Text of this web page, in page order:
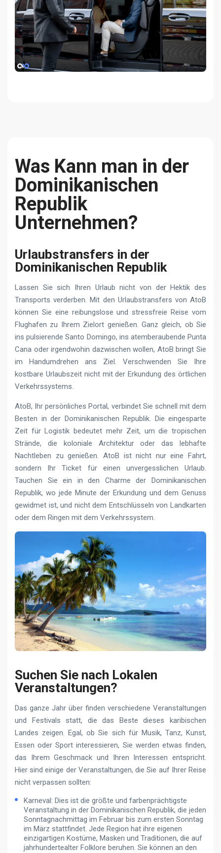
Was Kann man in der
Dominikanischen
Republik
Unternehmen?
Urlaubstransfers in der
Dominikanischen Republik
Lassen Sie sich Ihren Urlaub nicht von der Hektik des
Transports verderben. Mit den Urlaubstransfers von AtoB
können Sie eine reibungslose und stressfreie Reise vom
Flughafen zu Ihrem Zielort genießen. Ganz gleich, ob Sie
ins pulsierende Santo Domingo, ins atemberaubende Punta
Cana oder irgendwohin dazwischen wollen, AtoB bringt Sie
im Handumdrehen ans Ziel. Verschwenden Sie Ihre
kostbare Urlaubszeit nicht mit der Erkundung des örtlichen
Verkehrssystems.
AtoB, Ihr persönliches Portal, verbindet Sie schnell mit dem
Besten in der Dominikanischen Republik. Die eingesparte
Zeit für Logistik bedeutet mehr Zeit, um die tropischen
Strände, die koloniale Architektur oder das lebhafte
Nachtleben zu genießen. AtoB ist nicht nur eine Fahrt,
sondern Ihr Ticket für einen unvergesslichen Urlaub.
Tauchen Sie ein in den Charme der Dominikanischen
Republik, wo jede Minute der Erkundung und dem Genuss
gewidmet ist, und nicht dem Entschlüsseln von Landkarten
oder dem Ringen mit dem Verkehrssystem.
Suchen Sie nach Lokalen
Veranstaltungen?
Das ganze Jahr über finden verschiedene Veranstaltungen
und Festivals statt, die das Beste dieses karibischen
Landes zeigen. Egal, ob Sie sich für Musik, Tanz, Kunst,
Essen oder Sport interessieren, Sie werden etwas finden,
das Ihrem Geschmack und Ihren Interessen entspricht.
Hier sind einige der Veranstaltungen, die Sie auf Ihrer Reise
nicht verpassen sollten:
Karneval: Dies ist die größte und farbenprächtigste
Veranstaltung in der Dominikanischen Republik, die jeden
Sonntagnachmittag im Februar bis zum ersten Sonntag
im März stattfindet. Jede Region hat ihre eigenen
einzigartigen Kostüme, Masken und Traditionen, die auf
jahrhundertealter Folklore beruhen. Sie können an den